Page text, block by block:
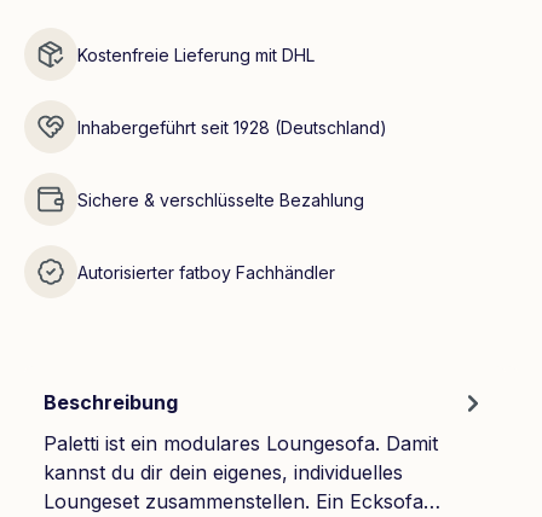
Kostenfreie Lieferung mit DHL
Inhabergeführt seit 1928 (Deutschland)
Sichere & verschlüsselte Bezahlung
Autorisierter fatboy Fachhändler
Beschreibung
Paletti ist ein modulares Loungesofa. Damit
kannst du dir dein eigenes, individuelles
Loungeset zusammenstellen. Ein Ecksofa…